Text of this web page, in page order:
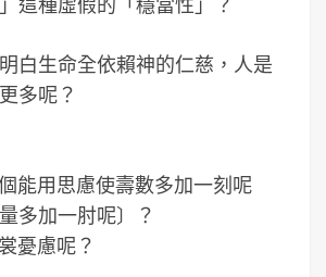
白生命全依賴神的仁慈，人是
多呢？
能用思慮使壽數多加一刻呢
多加一肘呢〕？
憂慮呢？